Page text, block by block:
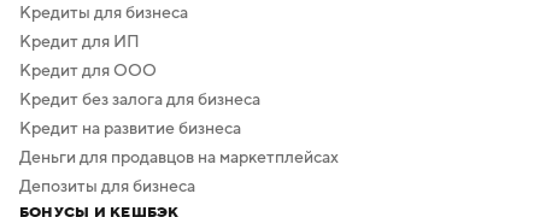
Кредиты для бизнеса
Кредит для ИП
Кредит для ООО
Кредит без залога для бизнеса
Кредит на развитие бизнеса
Деньги для продавцов на маркетплейсах
Депозиты для бизнеса
БОНУСЫ И КЕШБЭК